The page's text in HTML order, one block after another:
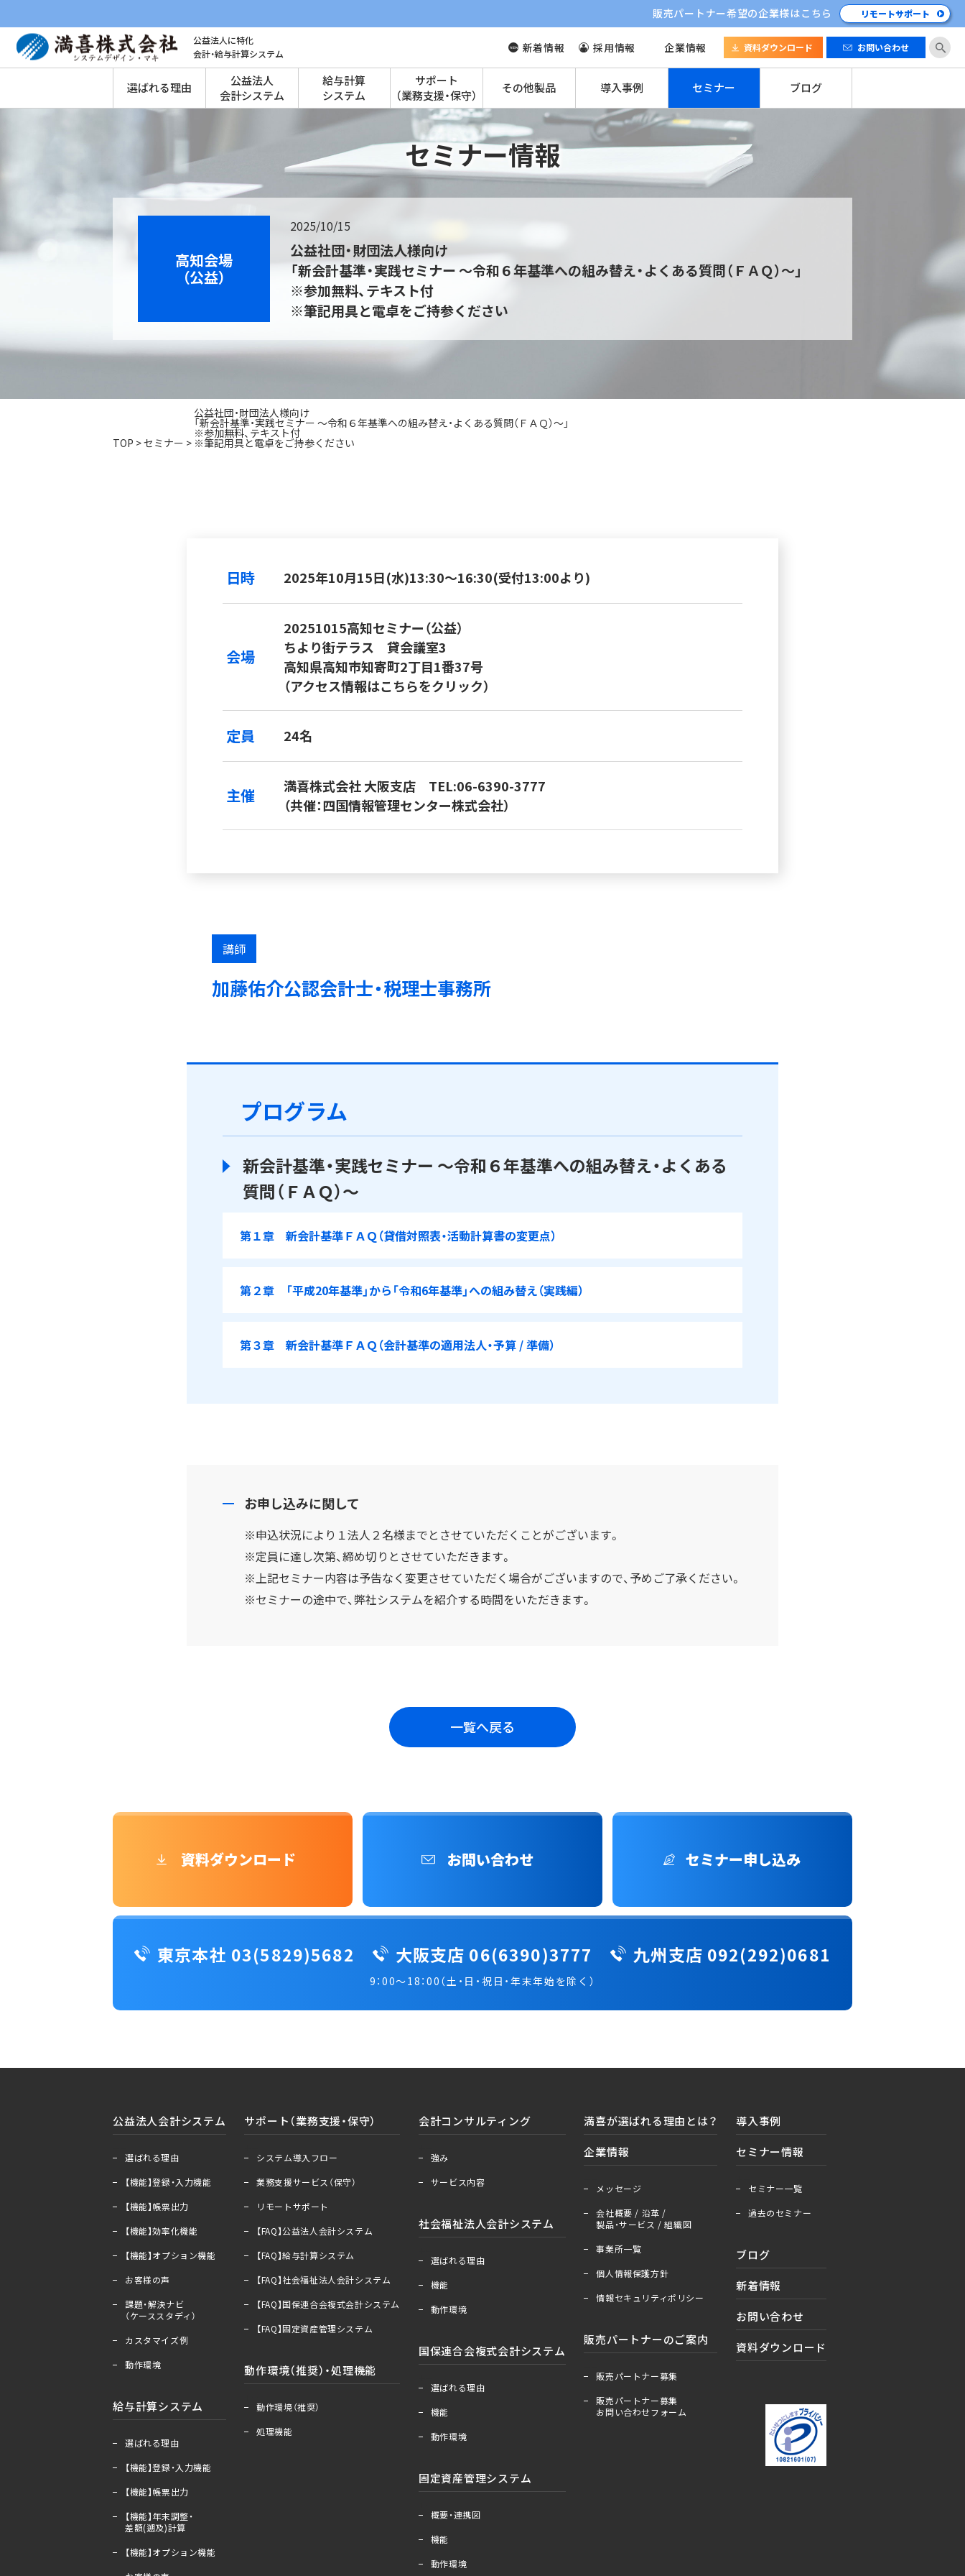
販売パートナー希望の企業様はこちら リモートサポート
公益法人に特化
会計・給与計算システム
新着情報 採用情報 企業情報 資料ダウンロード お問い合わせ
選ばれる理由
公益法人
会計システム
給与計算
システム
サポート
（業務支援・保守）
その他製品 導入事例 セミナー ブログ
セミナー情報
高知会場
（公益）
2025/10/15
公益社団・財団法人様向け
「新会計基準・実践セミナー ～令和６年基準への組み替え・よくある質問（ＦＡＱ）～」
※参加無料、テキスト付
※筆記用具と電卓をご持参ください
TOP >セミナー >
公益社団・財団法人様向け
「新会計基準・実践セミナー ～令和６年基準への組み替え・よくある質問（ＦＡＱ）～」
※参加無料、テキスト付
※筆記用具と電卓をご持参ください
日時 2025年10月15日(水)13:30～16:30(受付13:00より)
会場
20251015高知セミナー（公益）
ちより街テラス 貸会議室3
高知県高知市知寄町2丁目1番37号
（アクセス情報はこちらをクリック）
定員 24名
主催 満喜株式会社 大阪支店 TEL:06-6390-3777
（共催：四国情報管理センター株式会社）
講師
加藤佑介公認会計士・税理士事務所
プログラム
新会計基準・実践セミナー ～令和６年基準への組み替え・よくある
質問（ＦＡＱ）～
第１章 新会計基準ＦＡＱ（貸借対照表・活動計算書の変更点）
第２章 「平成20年基準」から「令和6年基準」への組み替え（実践編）
第３章 新会計基準ＦＡＱ（会計基準の適用法人・予算 / 準備）
お申し込みに関して
※申込状況により１法人２名様までとさせていただくことがございます。
※定員に達し次第、締め切りとさせていただきます。
※上記セミナー内容は予告なく変更させていただく場合がございますので、予めご了承ください。
※セミナーの途中で、弊社システムを紹介する時間をいただきます。
一覧へ戻る
資料ダウンロード お問い合わせ セミナー申し込み
東京本社 03(5829)5682 大阪支店 06(6390)3777 九州支店 092(292)0681
9：00～18：00（土・日・祝日・年末年始を除く）
公益法人会計システム
選ばれる理由
【機能】登録・入力機能
【機能】帳票出力
【機能】効率化機能
【機能】オプション機能
お客様の声
課題・解決ナビ
（ケーススタディ）
カスタマイズ例
動作環境
給与計算システム
選ばれる理由
【機能】登録・入力機能
【機能】帳票出力
【機能】年末調整・
差額(遡及)計算
【機能】オプション機能
サポート（業務支援・保守）
システム導入フロー
業務支援サービス（保守）
リモートサポート
【FAQ】公益法人会計システム
【FAQ】給与計算システム
【FAQ】社会福祉法人会計システム
【FAQ】国保連合会複式会計システム
【FAQ】固定資産管理システム
動作環境（推奨）・処理機能
動作環境（推奨）
処理機能
会計コンサルティング
強み
サービス内容
社会福祉法人会計システム
選ばれる理由
機能
動作環境
国保連合会複式会計システム
選ばれる理由
機能
動作環境
固定資産管理システム
概要・連携図
機能
動作環境
満喜が選ばれる理由とは？
企業情報
メッセージ
会社概要 / 沿革 /
製品・サービス / 組織図
事業所一覧
個人情報保護方針
情報セキュリティポリシー
販売パートナーのご案内
販売パートナー募集
販売パートナー募集
お問い合わせフォーム
導入事例
セミナー情報
セミナー一覧
過去のセミナー
ブログ
新着情報
お問い合わせ
資料ダウンロード